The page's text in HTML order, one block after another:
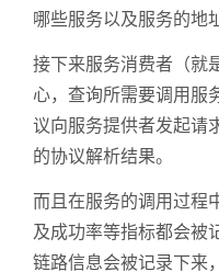
哪些服务以及服务的地
接下来服务消费者（就
心，查询所需要调用服
议向服务提供者发起请
的协议解析结果。
而且在服务的调用过程
及成功率等指标都会被
链路信息会被记录下来